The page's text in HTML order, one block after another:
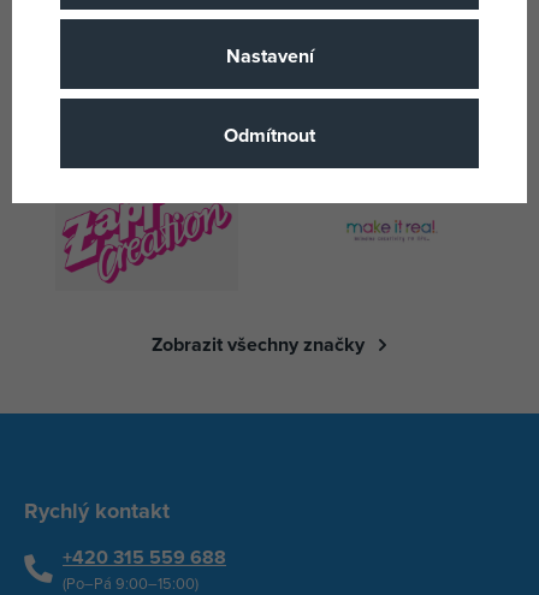
Zobrazit všechny značky
Rychlý kontakt
+420 315 559 688
(Po–Pá 9:00–15:00)
Nastavení
Odmítnout